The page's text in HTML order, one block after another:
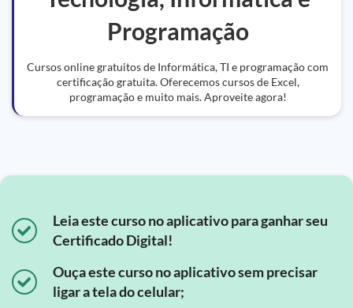
Programação
Cursos online gratuitos de Informática, TI e programação com
certificação gratuita. Oferecemos cursos de Excel,
programação e muito mais. Aproveite agora!
Leia este curso no aplicativo para ganhar seu
Certificado Digital!
Ouça este curso no aplicativo sem precisar
ligar a tela do celular;